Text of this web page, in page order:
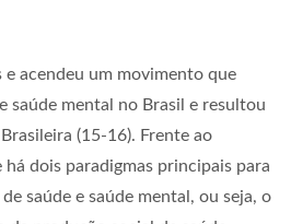
e acendeu um movimento que
saúde mental no Brasil e resultou
(15-16). Frente ao
dois paradigmas principais para
saúde e saúde mental, ou seja, o